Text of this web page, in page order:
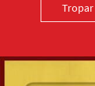
Tropar